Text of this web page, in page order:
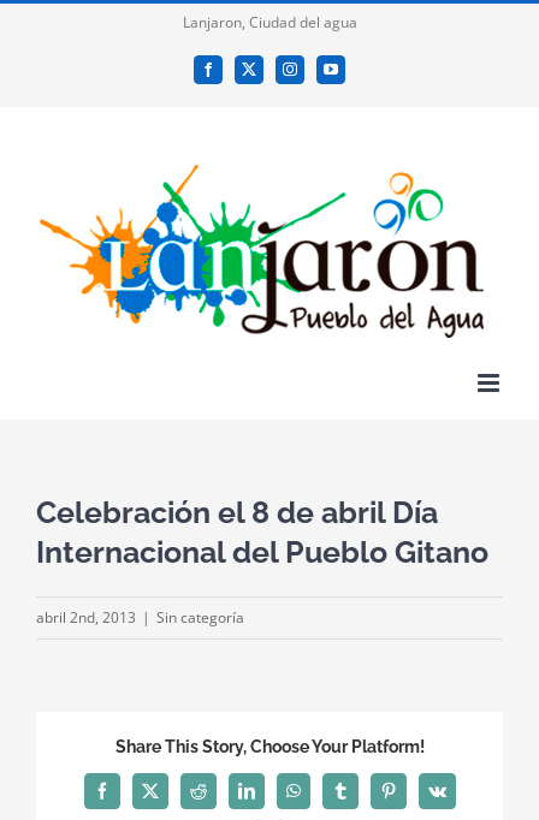
Lanjaron, Ciudad del agua
Facebook
X InstagramYouTube
Celebración el 8 de abril Día
Internacional del Pueblo Gitano
abril 2nd, 2013 | Sin categoría
Share This Story, Choose Your Platform!
Facebook
X Reddit LinkedInWhatsAppTumblrPinterest
Vk